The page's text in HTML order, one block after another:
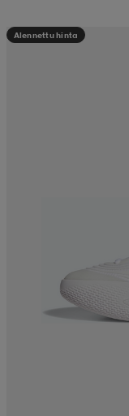
Alennettu hinta